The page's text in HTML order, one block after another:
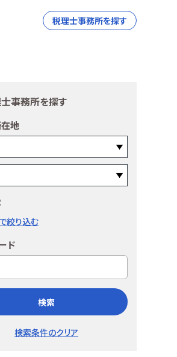
税理士事務所を探す
事務所を探す
地
絞り込む
ド
検索
検索条件のクリア